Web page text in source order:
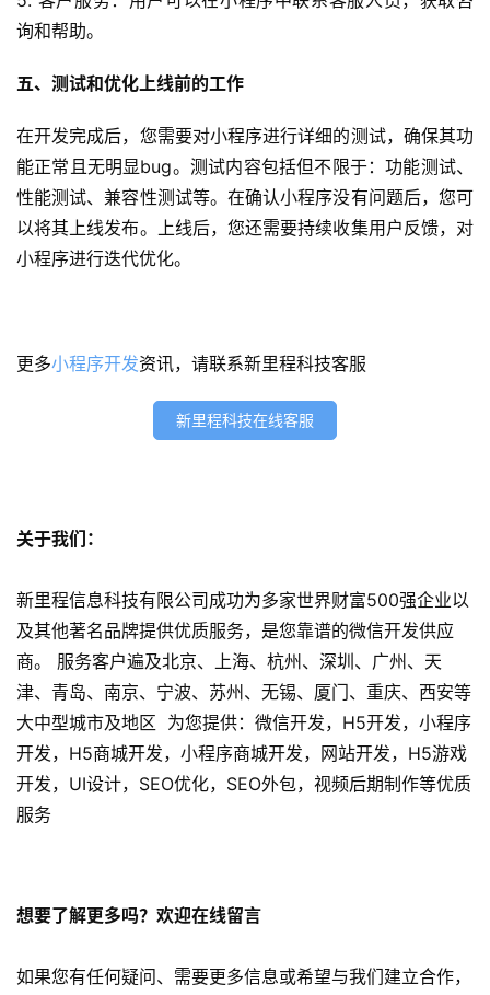
信
开
发
小
程
序
开
发
开
发
化
数
字
营
销
A
P
P
开
短
询和帮助。
五、测试和优化上线前的工作
在开发完成后，您需要对小程序进行详细的测试，确保其功
能正常且无明显bug。测试内容包括但不限于：功能测试、
性能测试、兼容性测试等。在确认小程序没有问题后，您可
以将其上线发布。上线后，您还需要持续收集用户反馈，对
小程序进行迭代优化。
更多小程序开发资讯，请联系新里程科技客服
新里程科技在线客服
关于我们：
新里程信息科技有限公司成功为多家世界财富500强企业以
及其他著名品牌提供优质服务，是您靠谱的微信开发供应
商。 服务客户遍及北京、上海、杭州、深圳、广州、天
津、青岛、南京、宁波、苏州、无锡、厦门、重庆、西安等
大中型城市及地区 为您提供：微信开发，H5开发，小程序
开发，H5商城开发，小程序商城开发，网站开发，H5游戏
开发，UI设计，SEO优化，SEO外包，视频后期制作等优质
服务
想要了解更多吗？欢迎在线留言
如果您有任何疑问、需要更多信息或希望与我们建立合作，